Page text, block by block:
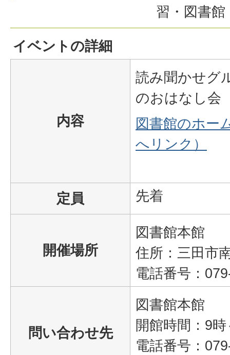
習・図書
イベントの詳細
内容
読み聞かせグ
のおはなし会
図書館のホー
へリンク）
定員 先着
開催場所
図書館本館
住所：三田市
電話番号：
問い合わせ先
図書館本館
開館時間：9
電話番号：